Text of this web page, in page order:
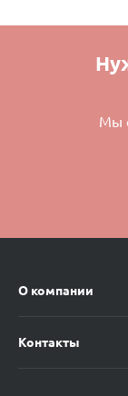
Мы
О компании
Контакты